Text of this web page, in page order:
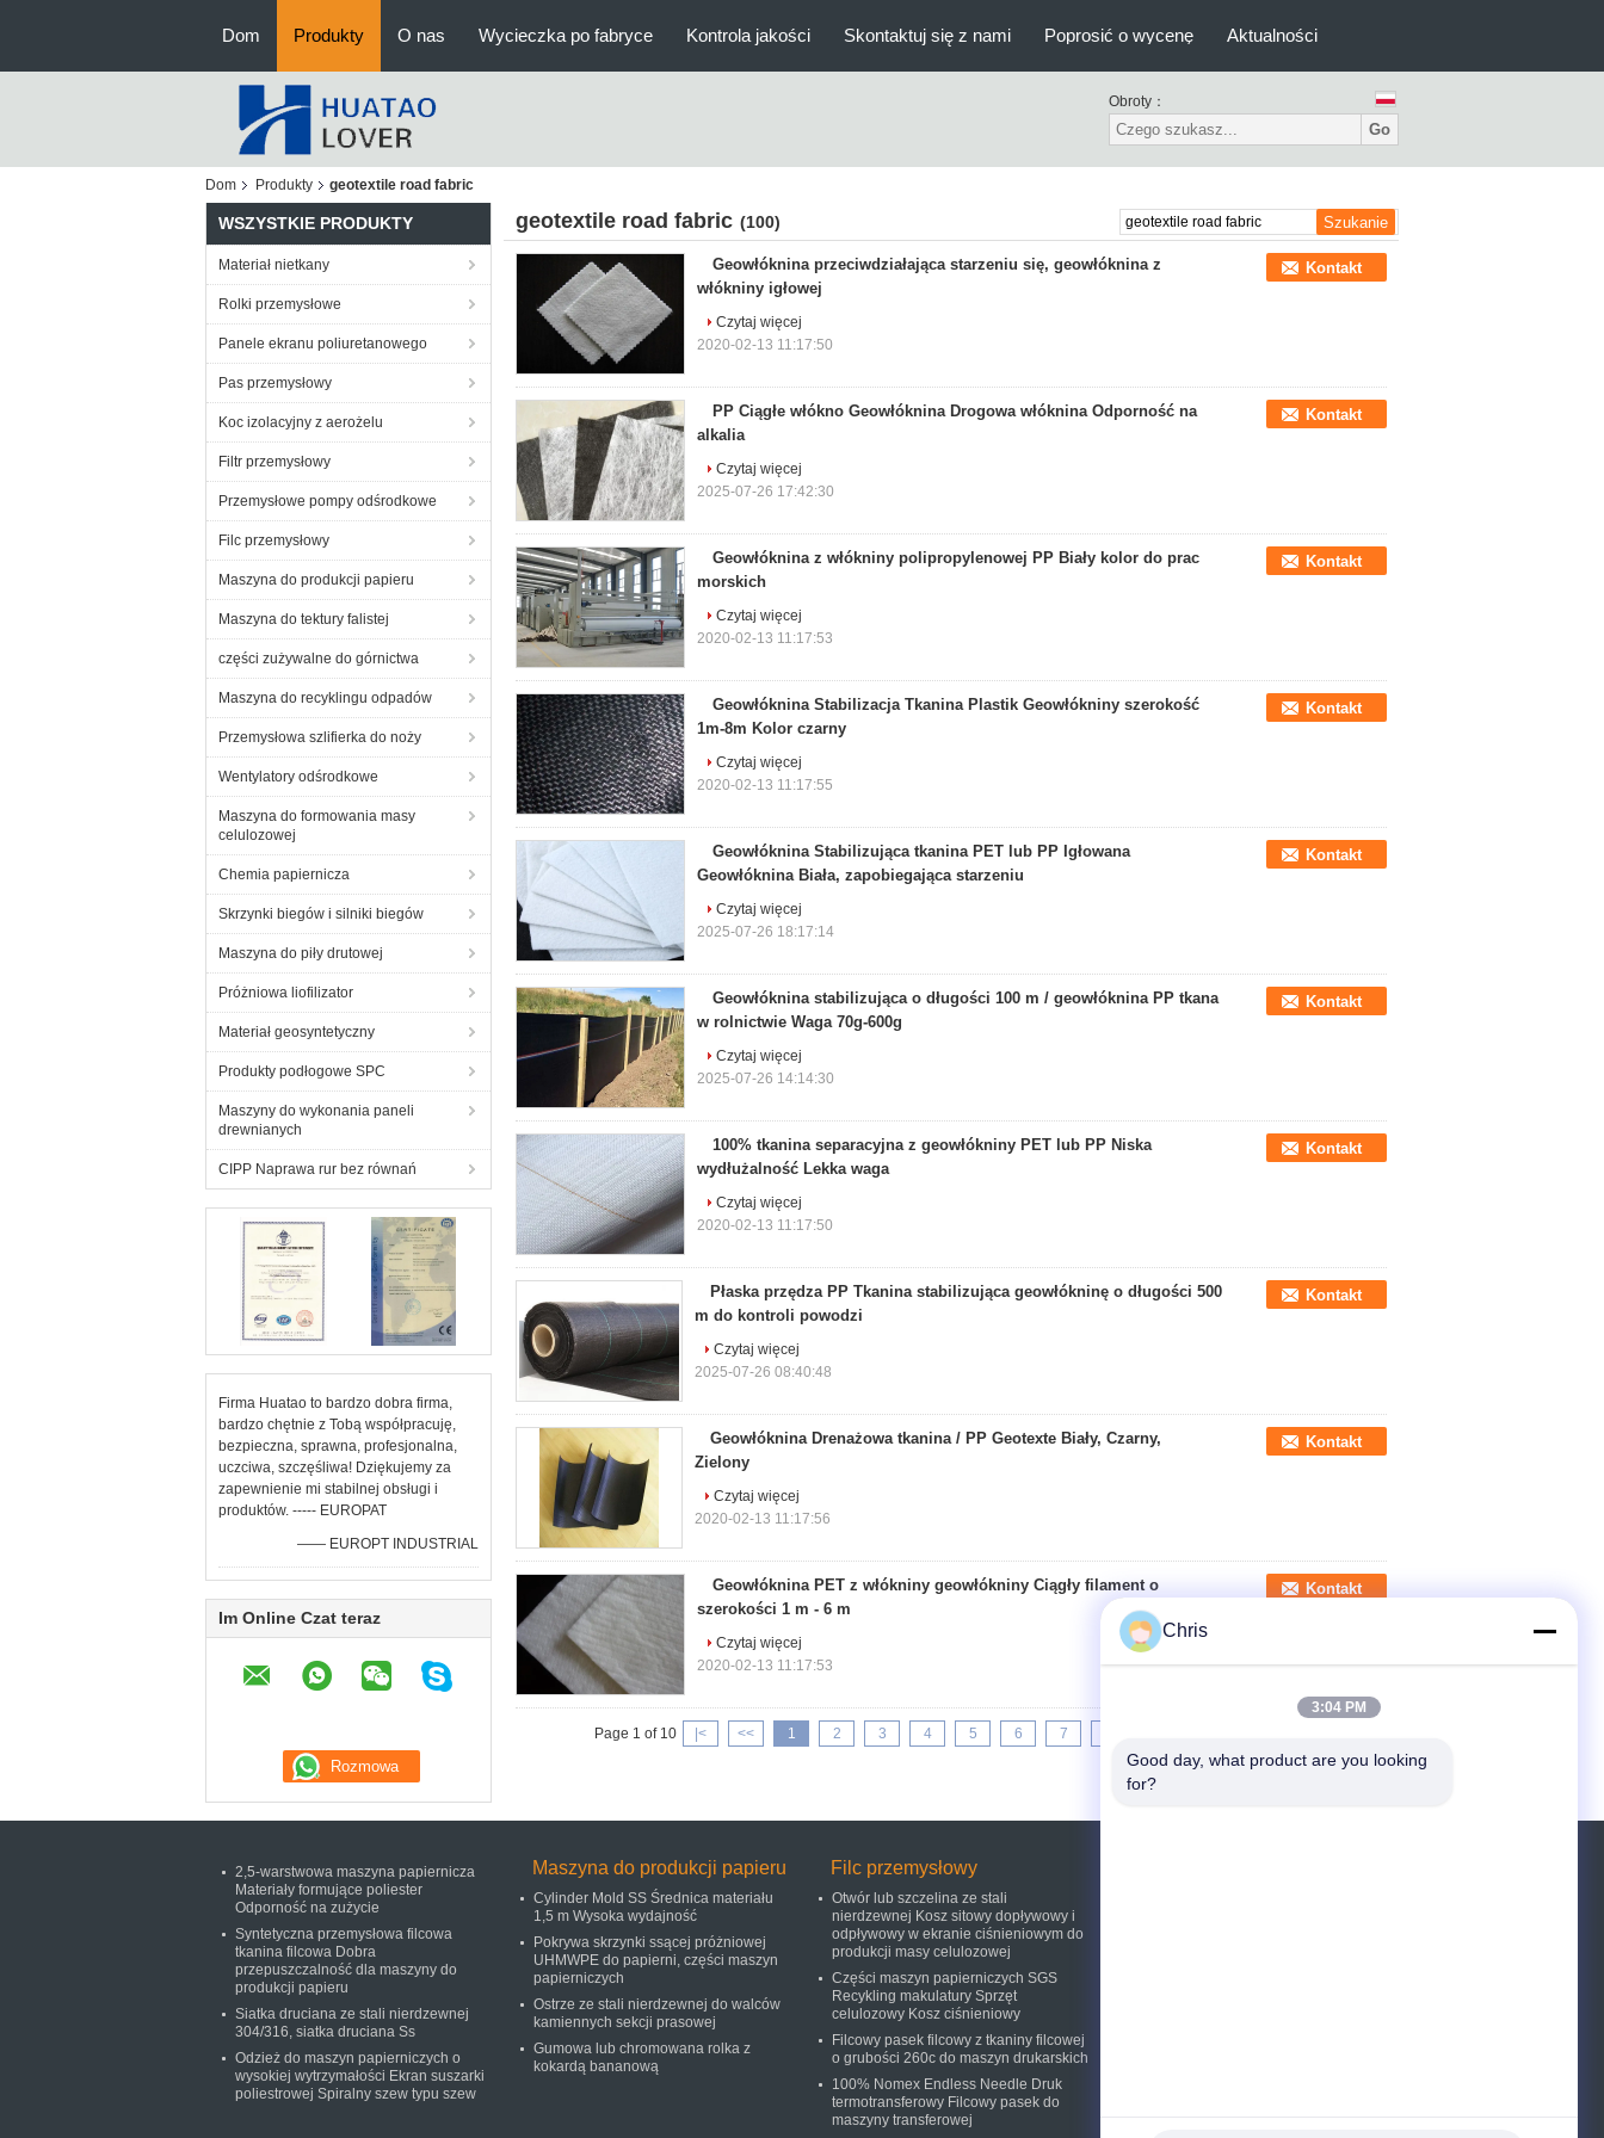
Dom Produkty O nas Wycieczka po fabryce Kontrola jakości Skontaktuj się z nami Poprosić o wycenę Aktualności
Obroty：
Go
Dom Produkty geotextile road fabric
WSZYSTKIE PRODUKTY
Materiał nietkany
Rolki przemysłowe
Panele ekranu poliuretanowego
Pas przemysłowy
Koc izolacyjny z aerożelu
Filtr przemysłowy
Przemysłowe pompy odśrodkowe
Filc przemysłowy
Maszyna do produkcji papieru
Maszyna do tektury falistej
części zużywalne do górnictwa
Maszyna do recyklingu odpadów
Przemysłowa szlifierka do noży
Wentylatory odśrodkowe
Maszyna do formowania masy
celulozowej
Chemia papiernicza
Skrzynki biegów i silniki biegów
Maszyna do piły drutowej
Próżniowa liofilizator
Materiał geosyntetyczny
Produkty podłogowe SPC
Maszyny do wykonania paneli
drewnianych
CIPP Naprawa rur bez równań
Firma Huatao to bardzo dobra firma,
bardzo chętnie z Tobą współpracuję,
bezpieczna, sprawna, profesjonalna,
uczciwa, szczęśliwa! Dziękujemy za
zapewnienie mi stabilnej obsługi i
produktów. ----- EUROPAT
—— EUROPT INDUSTRIAL
Im Online Czat teraz
geotextile road fabric (100)
Geowłóknina przeciwdziałająca starzeniu się, geowłóknina z
włókniny igłowej
Kontakt
Czytaj więcej
2020-02-13 11:17:50
PP Ciągłe włókno Geowłóknina Drogowa włóknina Odporność na
alkalia
Kontakt
Czytaj więcej
2025-07-26 17:42:30
Geowłóknina z włókniny polipropylenowej PP Biały kolor do prac
morskich
Kontakt
Czytaj więcej
2020-02-13 11:17:53
Geowłóknina Stabilizacja Tkanina Plastik Geowłókniny szerokość
1m-8m Kolor czarny
Kontakt
Czytaj więcej
2020-02-13 11:17:55
Geowłóknina Stabilizująca tkanina PET lub PP Igłowana
Geowłóknina Biała, zapobiegająca starzeniu
Kontakt
Czytaj więcej
2025-07-26 18:17:14
Geowłóknina stabilizująca o długości 100 m / geowłóknina PP tkana
w rolnictwie Waga 70g-600g
Kontakt
Czytaj więcej
2025-07-26 14:14:30
100% tkanina separacyjna z geowłókniny PET lub PP Niska
wydłużalność Lekka waga
Kontakt
Czytaj więcej
2020-02-13 11:17:50
Płaska przędza PP Tkanina stabilizująca geowłókninę o długości 500
m do kontroli powodzi
Kontakt
Czytaj więcej
2025-07-26 08:40:48
Geowłóknina Drenażowa tkanina / PP Geotexte Biały, Czarny,
Zielony
Kontakt
Czytaj więcej
2020-02-13 11:17:56
Geowłóknina PET z włókniny geowłókniny Ciągły filament o
szerokości 1 m - 6 m
Kontakt
Czytaj więcej
2020-02-13 11:17:53
Page 1 of 10 |< << 1 2 3 4 5 6 7
2,5-warstwowa maszyna papiernicza
Materiały formujące poliester
Odporność na zużycie
Syntetyczna przemysłowa filcowa
tkanina filcowa Dobra
przepuszczalność dla maszyny do
produkcji papieru
Siatka druciana ze stali nierdzewnej
304/316, siatka druciana Ss
Odzież do maszyn papierniczych o
wysokiej wytrzymałości Ekran suszarki
poliestrowej Spiralny szew typu szew
Maszyna do produkcji papieru
Cylinder Mold SS Średnica materiału
1,5 m Wysoka wydajność
Pokrywa skrzynki ssącej próżniowej
UHMWPE do papierni, części maszyn
papierniczych
Ostrze ze stali nierdzewnej do walców
kamiennych sekcji prasowej
Gumowa lub chromowana rolka z
kokardą bananową
Filc przemysłowy
Otwór lub szczelina ze stali
nierdzewnej Kosz sitowy dopływowy i
odpływowy w ekranie ciśnieniowym do
produkcji masy celulozowej
Części maszyn papierniczych SGS
Recykling makulatury Sprzęt
celulozowy Kosz ciśnieniowy
Filcowy pasek filcowy z tkaniny filcowej
o grubości 260c do maszyn drukarskich
100% Nomex Endless Needle Druk
termotransferowy Filcowy pasek do
maszyny transferowej
Chris
3:04 PM
Good day, what product are you looking
for?